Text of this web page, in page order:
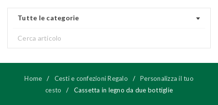
Tutte le categorie
Home / Cesti e confezioni Regalo /
Personalizza il tuo
cesto
/ Cassetta in legno da due bottiglie